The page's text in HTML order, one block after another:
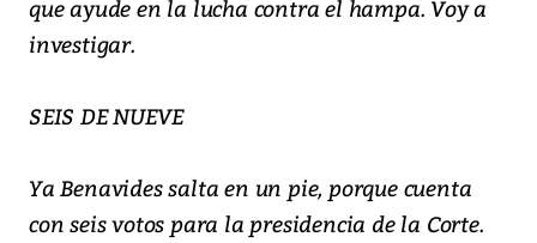
que ayude en la lucha contra el hampa. Voy a
investigar.
SEIS DE NUEVE
Ya Benavides salta en un pie, porque cuenta
con seis votos para la presidencia de la Corte.